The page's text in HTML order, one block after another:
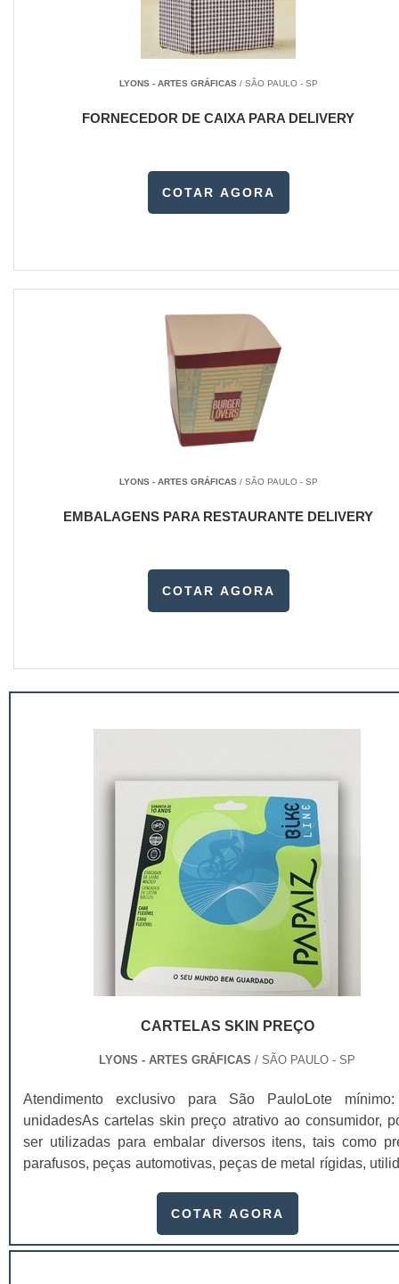
LYONS - ARTES GRÁFICAS/ SÃO PAULO - SP
FORNECEDOR DE CAIXA PARA DELIVERY
COTAR AGORA
LYONS - ARTES GRÁFICAS/ SÃO PAULO - SP
EMBALAGENS PARA RESTAURANTE DELIVERY
COTAR AGORA
CARTELAS SKIN PREÇO
LYONS - ARTES GRÁFICAS / SÃO PAULO - SP
Atendimento exclusivo para São PauloLote
unidadesAs cartelas skin preço atrativo ao consumidor,
ser utilizadas para embalar diversos itens, tais como
parafusos, peças automotivas, peças de metal rígidas,
brinquedos vendidos em atacados.Este tipo de cartela
gramatura, em s...
COTAR AGORA